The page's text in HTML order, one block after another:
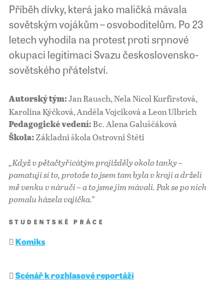
Příběh dívky, která jako maličká mávala
sovětským vojákům – osvoboditelům. Po 23
letech vyhodila na protest proti srpnové
okupaci legitimaci Svazu československo-
sovětského přátelství.
Autorský tým: Jan Rausch, Nela Nicol Kurfirstová,
Karolína Kýčková, Anděla Vojcíková a Leon Ulbrich
Pedagogické vedení: Bc. Alena Galuščáková
Škola: Základní škola Ostrovní Štětí
„Když v pětačtyřicátým projížděly okolo tanky –
pamatuji si to, protože to jsem tam byla v kroji a drželi
mě venku v náruči – a to jsme jim mávali. Pak se po nich
pomalu házela vajíčka.”
STUDENTSKÉ PRÁCE
Komiks
Scénář k rozhlasové reportáži